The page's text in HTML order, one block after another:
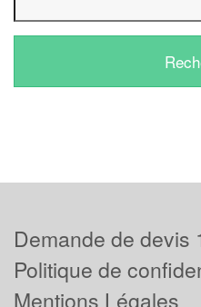
Demande de devis
Politique de
Mentions Légales